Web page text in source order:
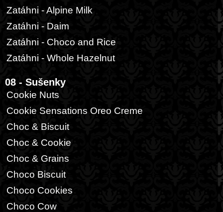
Zatáhni - Alpine Milk
Zatáhni - Daim
Zatáhni - Choco and Rice
Zatáhni - Whole Hazelnut
08 - Sušenky
Cookie Nuts
Cookie Sensations Oreo Creme
Choc & Biscuit
Choc & Cookie
Choc & Grains
Choco Biscuit
Choco Cookies
Choco Cow